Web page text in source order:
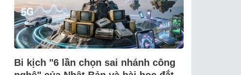
Bi kịch "6 lần chọn sai nhánh công